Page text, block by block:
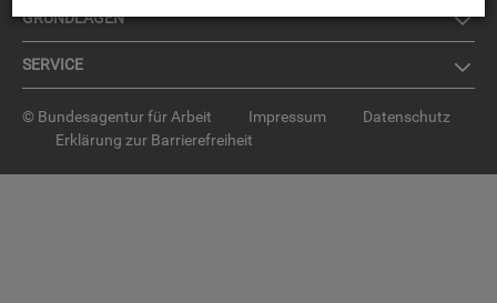
GRUND­LA­GEN
SER­VICE
© Bundesagentur für Arbeit Impressum
Datenschutz
Erklärung zur Barrierefreiheit